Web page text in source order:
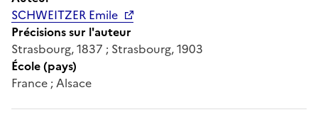
SCHWEITZER Emile
Précisions sur l'auteur
Strasbourg, 1837 ; Strasbourg, 1903
École (pays)
France ; Alsace